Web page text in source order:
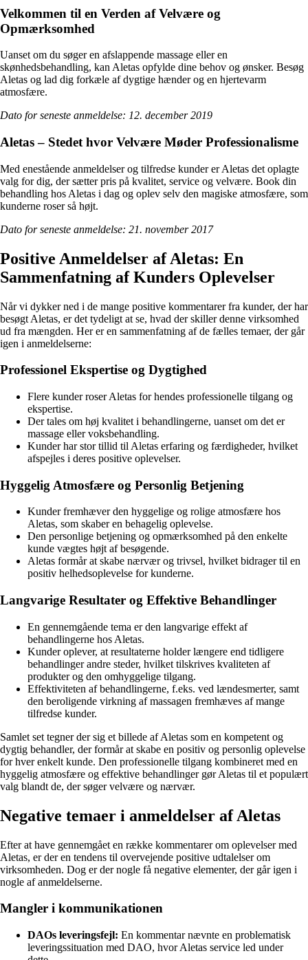
Velkommen til en Verden af Velvære og
Opmærksomhed
Uanset om du søger en afslappende massage eller en
skønhedsbehandling, kan Aletas opfylde dine behov og ønsker. Besøg
Aletas og lad dig forkæle af dygtige hænder og en hjertevarm
atmosfære.
Dato for seneste anmeldelse: 12. december 2019
Aletas – Stedet hvor Velvære Møder Professionalisme
Med enestående anmeldelser og tilfredse kunder er Aletas det oplagte
valg for dig, der sætter pris på kvalitet, service og velvære. Book din
behandling hos Aletas i dag og oplev selv den magiske atmosfære, som
kunderne roser så højt.
Dato for seneste anmeldelse: 21. november 2017
Positive Anmeldelser af Aletas: En
Sammenfatning af Kunders Oplevelser
Når vi dykker ned i de mange positive kommentarer fra kunder, der har
besøgt Aletas, er det tydeligt at se, hvad der skiller denne virksomhed
ud fra mængden. Her er en sammenfatning af de fælles temaer, der går
igen i anmeldelserne:
Professionel Ekspertise og Dygtighed
Flere kunder roser Aletas for hendes professionelle tilgang og
ekspertise.
Der tales om høj kvalitet i behandlingerne, uanset om det er
massage eller voksbehandling.
Kunder har stor tillid til Aletas erfaring og færdigheder, hvilket
afspejles i deres positive oplevelser.
Hyggelig Atmosfære og Personlig Betjening
Kunder fremhæver den hyggelige og rolige atmosfære hos
Aletas, som skaber en behagelig oplevelse.
Den personlige betjening og opmærksomhed på den enkelte
kunde vægtes højt af besøgende.
Aletas formår at skabe nærvær og trivsel, hvilket bidrager til en
positiv helhedsoplevelse for kunderne.
Langvarige Resultater og Effektive Behandlinger
En gennemgående tema er den langvarige effekt af
behandlingerne hos Aletas.
Kunder oplever, at resultaterne holder længere end tidligere
behandlinger andre steder, hvilket tilskrives kvaliteten af
produkter og den omhyggelige tilgang.
Effektiviteten af behandlingerne, f.eks. ved lændesmerter, samt
den beroligende virkning af massagen fremhæves af mange
tilfredse kunder.
Samlet set tegner der sig et billede af Aletas som en kompetent og
dygtig behandler, der formår at skabe en positiv og personlig oplevelse
for hver enkelt kunde. Den professionelle tilgang kombineret med en
hyggelig atmosfære og effektive behandlinger gør Aletas til et populært
valg blandt de, der søger velvære og nærvær.
Negative temaer i anmeldelser af Aletas
Efter at have gennemgået en række kommentarer om oplevelser med
Aletas, er der en tendens til overvejende positive udtalelser om
virksomheden. Dog er der nogle få negative elementer, der går igen i
nogle af anmeldelserne.
Mangler i kommunikationen
DAOs leveringsfejl: En kommentar nævnte en problematisk
leveringssituation med DAO, hvor Aletas service led under